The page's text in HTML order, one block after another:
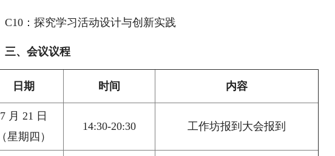
C10：探究学习活动设计与创新实践
三、会议议程
日 期 时间 内容
7 月 21 日
（星期四）
14:30-20:30 工作坊报到大会报到